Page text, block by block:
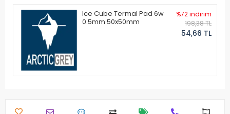
Ice Cube Termal Pad 6w
0.5mm 50x50mm
%72 indirim
198,38 TL
54,66 TL